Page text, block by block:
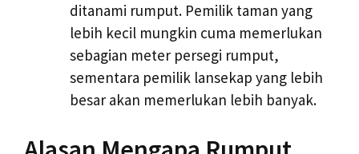
ditanami rumput. Pemilik taman yang
lebih kecil mungkin cuma memerlukan
sebagian meter persegi rumput,
sementara pemilik lansekap yang lebih
besar akan memerlukan lebih banyak.